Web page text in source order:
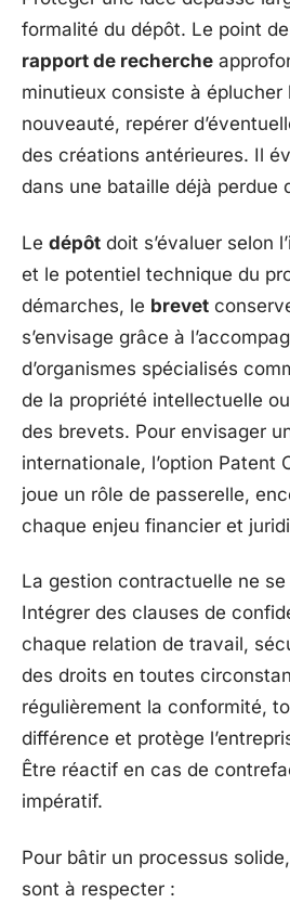
formalité du dépôt. Le point
rapport de recherche
minutieux consiste à éplucher
nouveauté, repérer
des créations antérieures. Il
dans une bataille déjà perdue
Le dépôt doit s’évaluer selon
et le potentiel technique du
démarches, le brevet
s’envisage grâce à
d’organismes spécialisés
de la propriété intellectuelle
des brevets. Pour envisager
internationale, l’option Patent
joue un rôle de passerelle,
chaque enjeu financier et
La gestion contractuelle ne se
Intégrer des clauses de
chaque relation de travail,
des droits en toutes
régulièrement la conformité,
différence et protège
Être réactif en cas de
impératif.
Pour bâtir un processus
sont à respecter :